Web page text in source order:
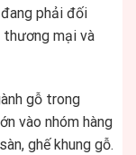
phải đối
thương mại và
gỗ trong
vào nhóm hàng
ghế khung gỗ.